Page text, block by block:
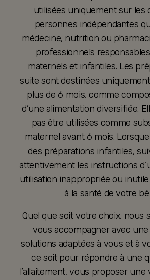
utilisées uniquement sur les
personnes indépendantes
médecine, nutrition ou
professionnels
maternels et infantiles. Les
suite sont destinées
plus de 6 mois, comme
d’une alimentation diversifiée.
pas être utilisées comme
maternel avant 6 mois.
des préparations infantiles,
attentivement les instructions
utilisation inappropriée ou
à la santé de votre
Quel que soit votre choix, nous
vous accompagner avec
solutions adaptées à vous et à
ce soit pour répondre à une
l’allaitement, vous proposer